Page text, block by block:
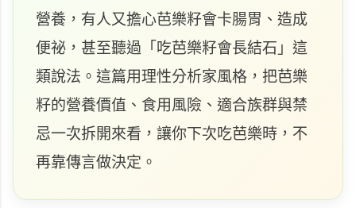
營養，有人又擔心芭樂籽會卡腸胃、造成
便祕，甚至聽過「吃芭樂籽會長結石」這
類說法。這篇用理性分析家風格，把芭樂
籽的營養價值、食用風險、適合族群與禁
忌一次拆開來看，讓你下次吃芭樂時，不
再靠傳言做決定。